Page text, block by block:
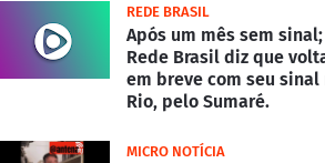
REDE BRASIL
Após um mês sem sinal;
Rede Brasil diz que
em breve com seu sinal
Rio, pelo Sumaré.
MICRO NOTÍCIA